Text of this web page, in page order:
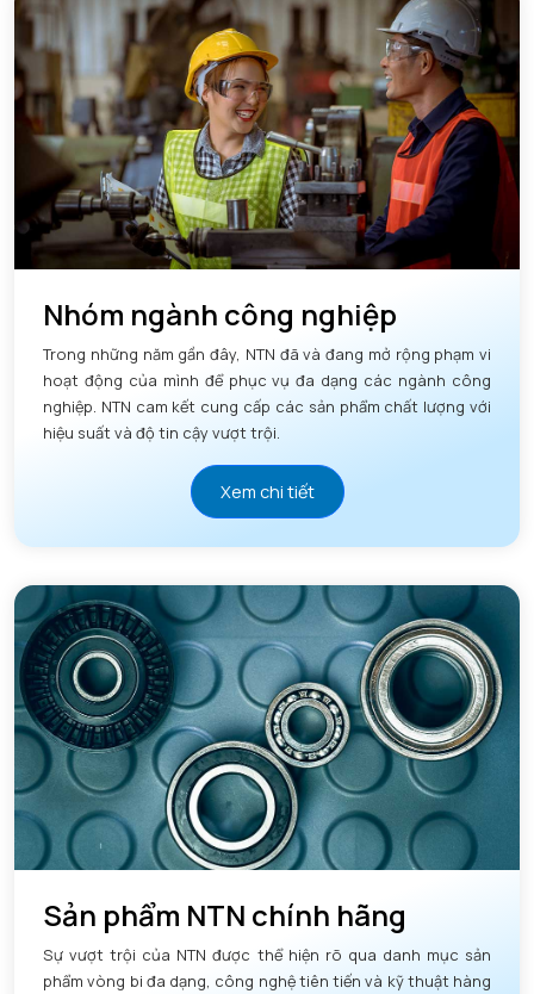
Nhóm ngành công nghiệp
Trong những năm gần đây, NTN đã và đang mở rộng phạm vi
hoạt động của mình để phục vụ đa dạng các ngành công
nghiệp. NTN cam kết cung cấp các sản phẩm chất lượng với
hiệu suất và độ tin cậy vượt trội.
Xem chi tiết
Sản phẩm NTN chính hãng
Sự vượt trội của NTN được thể hiện rõ qua danh mục sản
phẩm vòng bi đa dạng, công nghệ tiên tiến và kỹ thuật hàng